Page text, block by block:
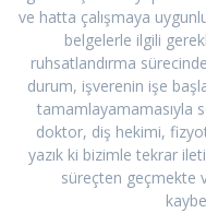
ve hatta çalışmaya
belgelerle ilgili
ruhsatlandırma
durum, işverenin işe
tamamlayamamasıyla
doktor, diş hekimi,
yazık ki bizimle tekrar
süreçten geçmekte